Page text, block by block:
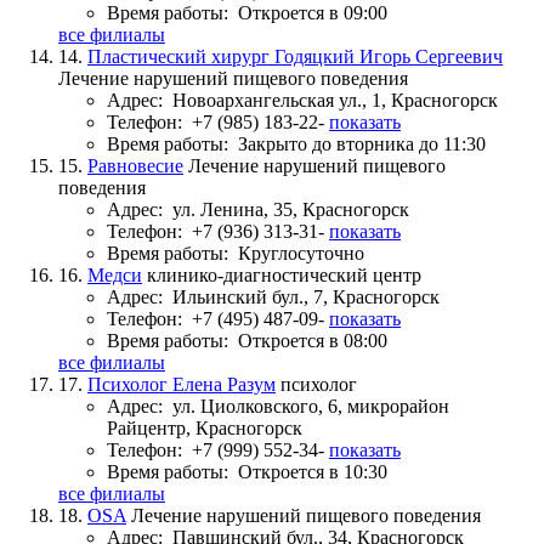
Время работы: Откроется в 09:00
все филиалы
14. Пластический хирург Годяцкий Игорь Сергеевич
Лечение нарушений пищевого поведения
Адрес: Новоархангельская ул., 1, Красногорск
Телефон: +7 (985) 183-22- показать
Время работы: Закрыто до вторника до 11:30
15. Равновесие Лечение нарушений пищевого
поведения
Адрес: ул. Ленина, 35, Красногорск
Телефон: +7 (936) 313-31- показать
Время работы: Круглосуточно
16. Медси клинико-диагностический центр
Адрес: Ильинский бул., 7, Красногорск
Телефон: +7 (495) 487-09- показать
Время работы: Откроется в 08:00
все филиалы
17. Психолог Елена Разум психолог
Адрес: ул. Циолковского, 6, микрорайон
Райцентр, Красногорск
Телефон: +7 (999) 552-34- показать
Время работы: Откроется в 10:30
все филиалы
18. OSA Лечение нарушений пищевого поведения
Адрес: Павшинский бул., 34, Красногорск